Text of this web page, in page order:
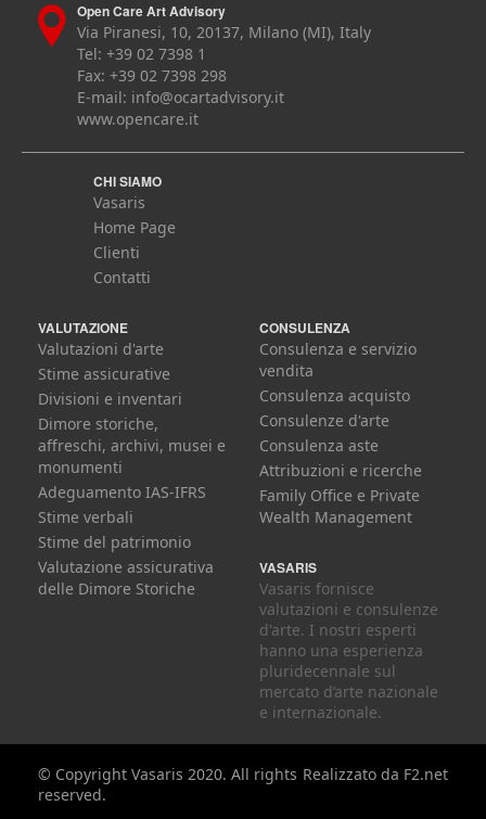
Open Care Art Advisory
Via Piranesi, 10, 20137, Milano (MI), Italy
Tel: +39 02 7398 1
Fax: +39 02 7398 298
E-mail: info@ocartadvisory.it
www.opencare.it
CHI SIAMO
Vasaris
Home Page
Clienti
Contatti
VALUTAZIONE
Valutazioni d'arte
Stime assicurative
Divisioni e inventari
Dimore storiche,
affreschi, archivi, musei e
monumenti
Adeguamento IAS-IFRS
Stime verbali
Stime del patrimonio
Valutazione assicurativa
delle Dimore Storiche
CONSULENZA
Consulenza e servizio
vendita
Consulenza acquisto
Consulenze d'arte
Consulenza aste
Attribuzioni e ricerche
Family Office e Private
Wealth Management
VASARIS
Vasaris fornisce
valutazioni e consulenze
d'arte. I nostri esperti
hanno una esperienza
pluridecennale sul
mercato d’arte nazionale
e internazionale.
Realizzato da F2.net
© Copyright Vasaris 2020. All rights
reserved.